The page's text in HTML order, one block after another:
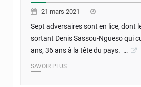
21 mars 2021
Sept adversaires sont en lice, dont
sortant Denis Sassou-Ngueso qui
ans, 36 ans à la tête du pays. …
SAVOIR PLUS